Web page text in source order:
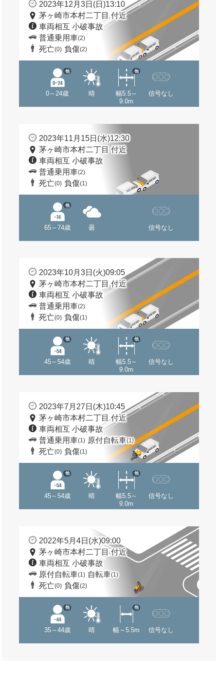
2023年12月3日(日)13:10
茅ヶ崎市本村二丁目 付近
車両相互 小破事故
普通乗用車(2)
死亡(0) 負傷(2)
0～24歳
他
晴
幅5.5～
9.0m
他
信号なし
2023年11月15日(水)12:30
茅ヶ崎市本村二丁目 付近
車両相互 小破事故
普通乗用車(2)
死亡(0) 負傷(1)
65～74歳
他
曇 信号なし
2023年10月3日(火)09:05
茅ヶ崎市本村二丁目 付近
車両相互 小破事故
普通乗用車(2)
死亡(0) 負傷(1)
45～54歳
他
晴
幅5.5～
9.0m
他
信号なし
2023年7月27日(木)10:45
茅ヶ崎市本村二丁目 付近
車両相互 小破事故
普通乗用車(1) 原付自転車(1)
死亡(0) 負傷(1)
45～54歳
他
晴
幅5.5～
9.0m
他
信号なし
2022年5月4日(水)09:00
茅ヶ崎市本村二丁目 付近
車両相互 小破事故
原付自転車(1) 自転車(1)
死亡(0) 負傷(2)
35～44歳
他
晴 幅～5.5m
他
信号なし